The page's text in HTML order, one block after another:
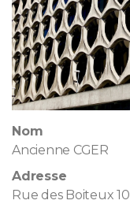
Nom
Ancienne CGER
Adresse
Rue des Boiteux 10